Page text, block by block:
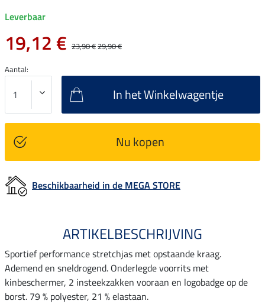
Leverbaar
19,12 € 23,90 €29,90 €
Aantal:
In het Winkelwagentje
Nu kopen
Beschikbaarheid in de MEGA STORE
ARTIKELBESCHRIJVING
Sportief performance stretchjas met opstaande kraag.
Ademend en sneldrogend. Onderlegde voorrits met
kinbeschermer, 2 insteekzakken vooraan en logobadge op de
borst. 79 % polyester, 21 % elastaan.